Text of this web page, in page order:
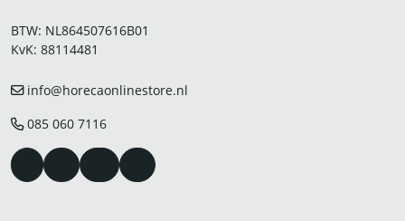
BTW: NL864507616B01
KvK: 88114481
info@horecaonlinestore.nl
085 060 7116